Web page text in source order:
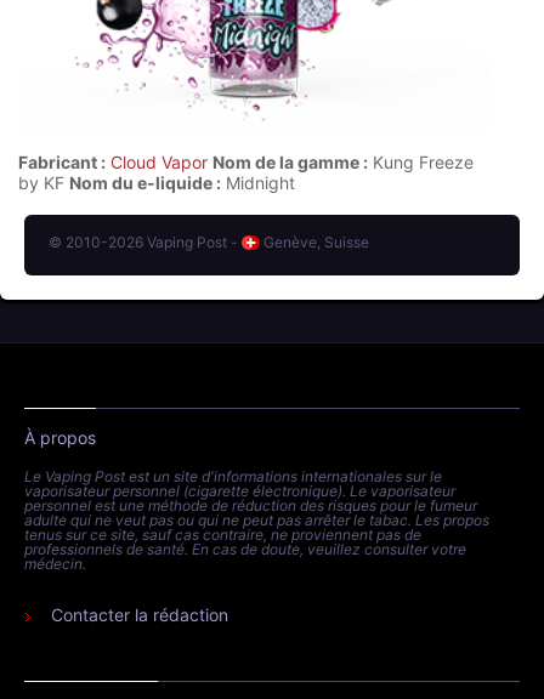
Fabricant : Cloud Vapor Nom de la gamme : Kung Freeze
by KF Nom du e-liquide : Midnight
© 2010-2026 Vaping Post - Genève, Suisse
À propos
Le Vaping Post est un site d'informations internationales sur le
vaporisateur personnel (cigarette électronique). Le vaporisateur
personnel est une méthode de réduction des risques pour le fumeur
adulte qui ne veut pas ou qui ne peut pas arrêter le tabac. Les propos
tenus sur ce site, sauf cas contraire, ne proviennent pas de
professionnels de santé. En cas de doute, veuillez consulter votre
médecin.
Contacter la rédaction